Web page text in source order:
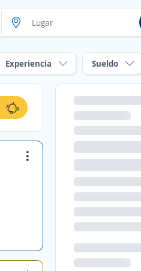
Experiencia Sueldo